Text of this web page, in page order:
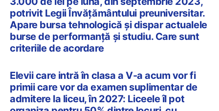
potrivit Legii Învățământului preuniversitar.
Apare bursa tehnologică și dispar actualele
burse de performanță și studiu. Care sunt
criteriile de acordare
Elevii care intră în clasa a V-a acum vor fi
primii care vor da examen suplimentar de
admitere la liceu, în 2027: Liceele îl pot